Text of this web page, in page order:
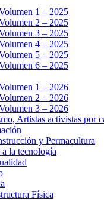
1 – 2025
2 – 2025
3 – 2025
4 – 2025
5 – 2025
6 – 2025
1 – 2026
2 – 2026
3 – 2026
Artistas activistas por
y Permacultura
la tecnología
Física